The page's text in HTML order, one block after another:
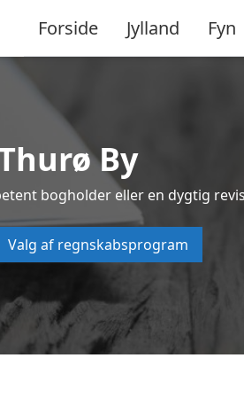
Forside Jylland Fyn
By
bogholder eller en dygtig
Valg af regnskabsprogram